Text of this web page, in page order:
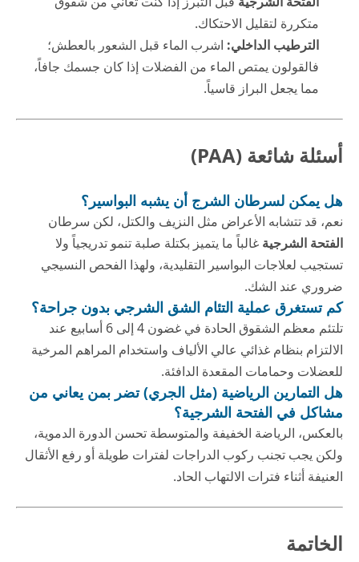
متكررة لتقليل الاحتكاك.
الترطيب الداخلي: اشرب الماء قبل الشعور بالعطش؛
فالقولون يمتص الماء من الفضلات إذا كان جسمك جافاً،
مما يجعل البراز قاسياً.
أسئلة شائعة (PAA)
هل يمكن لسرطان الشرج أن يشبه البواسير؟
نعم، قد تتشابه الأعراض مثل النزيف والكتل، لكن سرطان
الفتحة الشرجية غالباً ما يتميز بكتلة صلبة تنمو تدريجياً ولا
تستجيب لعلاجات البواسير التقليدية، ولهذا الفحص النسيجي
ضروري عند الشك.
كم تستغرق عملية التئام الشق الشرجي بدون جراحة؟
تلتئم معظم الشقوق الحادة في غضون 4 إلى 6 أسابيع عند
الالتزام بنظام غذائي عالي الألياف واستخدام المراهم المرخية
للعضلات وحمامات المقعدة الدافئة.
هل التمارين الرياضية (مثل الجري) تضر بمن يعاني من
مشاكل في الفتحة الشرجية؟
بالعكس، الرياضة الخفيفة والمتوسطة تحسن الدورة الدموية،
ولكن يجب تجنب ركوب الدراجات لفترات طويلة أو رفع الأثقال
العنيفة أثناء فترات الالتهاب الحاد.
الخاتمة